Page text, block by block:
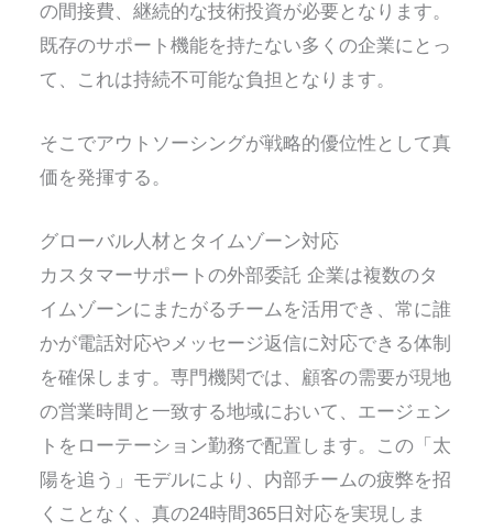
の間接費、継続的な技術投資が必要となります。
既存のサポート機能を持たない多くの企業にとっ
て、これは持続不可能な負担となります。
そこでアウトソーシングが戦略的優位性として真
価を発揮する。
グローバル人材とタイムゾーン対応
カスタマーサポートの外部委託企業は複数のタ
イムゾーンにまたがるチームを活用でき、常に誰
かが電話対応やメッセージ返信に対応できる体制
を確保します。専門機関では、顧客の需要が現地
の営業時間と一致する地域において、エージェン
トをローテーション勤務で配置します。この「太
陽を追う」モデルにより、内部チームの疲弊を招
くことなく、真の24時間365日対応を実現しま